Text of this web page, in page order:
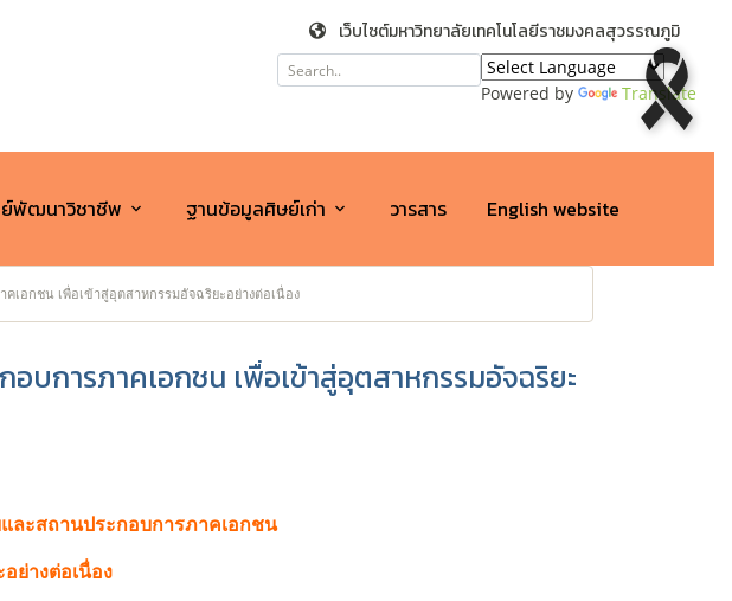
เว็บไซต์มหาวิทยาลัยเทคโนโลยีราชมงคลสุวรรณภูมิ
Powered by Translate
พัฒนาวิชาชีพ ฐานข้อมูลศิษย์เก่า วารสาร English website
เอกชน เพื่อเข้าสู่อุตสาหกรรมอัจฉริยะอย่างต่อเนื่อง
บการภาคเอกชน เพื่อเข้าสู่อุตสาหกรรมอัจฉริยะ
ละสถานประกอบการภาคเอกชน
ย่างต่อเนื่อง